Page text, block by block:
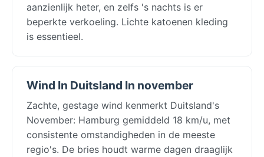
aanzienlijk heter, en zelfs 's nachts is er
beperkte verkoeling. Lichte katoenen kleding
is essentieel.
Wind In Duitsland In november
Zachte, gestage wind kenmerkt Duitsland's
November: Hamburg gemiddeld 18 km/u, met
consistente omstandigheden in de meeste
regio's. De bries houdt warme dagen draaglijk